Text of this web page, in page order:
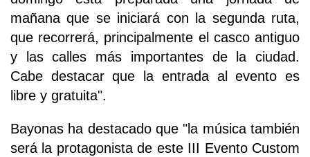
mañana que se iniciará con la segunda ruta,
que recorrerá, principalmente el casco antiguo
y las calles más importantes de la ciudad.
Cabe destacar que la entrada al evento es
libre y gratuita".
Bayonas ha destacado que "la música también
será la protagonista de este III Evento Custom